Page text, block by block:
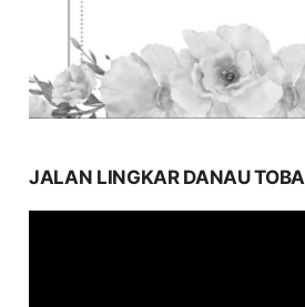
JALAN LINGKAR DANAU TOBA